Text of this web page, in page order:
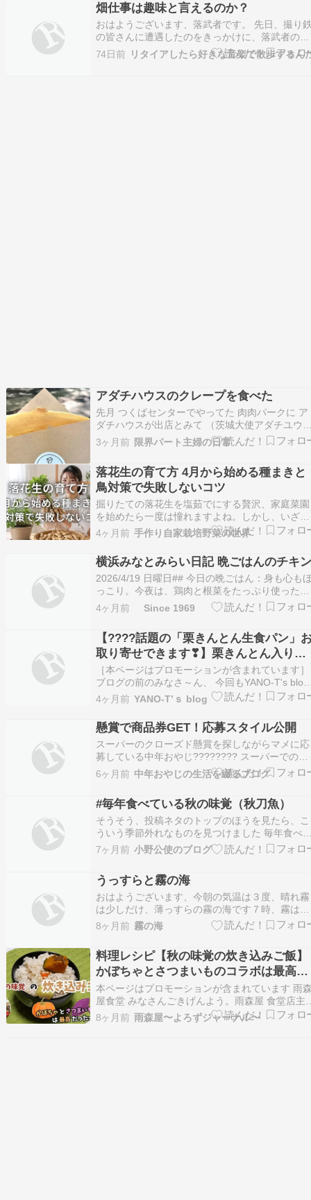
り入店がかなう。当時はインスタの影響がまだ残
っていて、…
畑仕事は趣味と言えるのか？
おはようございます、落武者です。 先日、撮り
の皆さんに遭遇したのをきっかけに、落武者の趣
味について書きました。でも、定年退職後一番時
間を費やしている畑仕事については先送り。今日
74日前 リタイアしたら好きな音楽で散歩するん
アダチハウスのクレープを食べた
先月 つくばセンターでやってた 肉肉パークに ア
ダチハウスが出店とみて （茨城大使アダチユウ
氏プロデュースのお店のキッチンカーがきてた）
肉目当てでなく クレープ食べに行ったー エシレ
にハマってます 【送料無料・3個セット…
3ヶ月前 限界パート主婦の日常
落花生の育て方 4月から始める種まきと
鳥対策で失敗しないコツ
掘りたての落花生を塩茹でにする贅沢、家庭菜園
を始めたら一度は憧れますよね。しかし、いざ挑
戦しても種をまいたそばから鳥に食べられたり、
葉ばかり茂って実が入らなかったりと、意外な落
とし穴に悩む方も少なくありません。私も最初は
カラスに種を奪われ立ち尽くした経験があります
が、実は4月か…
4ヶ月前 手作り自家栽培野菜の世界
横浜みなとみらい日記 晩ごはんのチキン
2026/4/19 日曜日## 今日の晩ごはん：身も心も
っこり。今夜は、鶏肉と根菜をたっぷり使った煮
物が主役です。さつまいもの優しい甘みと、ジュ
ーシーな鶏肉、そして味が染み込んだ里芋。それ
ごとに体の中から温まるような、滋味深い味わい
に…
4ヶ月前 Since 1969
【????話題の「栗きんとん生食パン」
取り寄せできます❣】栗きんとん入り生
食パン、岐阜県中津川の「ちこり村」で
発見⁉️≪妄想カタログ≫
［本ページはプロモーションが含まれています］
ブログの前のみなさ～ん、 今回もYANO-T's blog
にお越し頂き ありがとうございます。 感謝感謝
広告・ｽﾎﾟﾝｻｰﾘﾝｸ 今回の妄想カタログのテーマ
は 【????話題の「栗きんとん生食パン」お取り
せできます❣】栗…
4ヶ月前 YANO-T’ｓ blog
懸賞で商品券GET！応募スタイル公開
スーパーのクローズド懸賞を探しながらマメに応
募している中年おやじ???????? スーパーでの買
い物前には、そのスーパーでキャンペーンをやっ
ていないか、チェック???? 若しくはキャンペー
レが重要 そして 2月の当選記録1本目は…
6ヶ月前 中年おやじの生活を綴るブログ
#毎年食べている秋の味覚（秋刀魚）
そうそう、投稿ネタのトップのほうを見たら、こ
ういう季節外れなものを見つけました 毎年食べ
いる秋の味覚…いろいろあるけど、一つ挙げるな
ら秋刀魚（サンマ、さんま）です。 もしも今時
ね。それじゃあ旬のような味を楽しめなさそうで
すね。 まあ…
7ヶ月前 小野公使のブログ
うっすらと霧の海
おはようございます、今朝の気温は３度、晴れ霧
は少しだけ、薄っすらの霧の海です７時、霧はう
っすら日の出少しずつ大きくなってくる北はほん
の少し霧南の方が多い今日は少し暖かくなりそう
て少し学習お茶は焼き芋とリンゴケーキ、柿。秋
の味覚…
8ヶ月前 霧の海
料理レシピ【秋の味覚の炊き込みご飯】
かぼちゃとさつまいものコラボは最高だ
ったー!!!
本ページはプロモーションが含まれています 雨
屋食堂 みなさんごきげんよう。雨森屋 食堂店主
ウモリユキミ です。 雨森屋食堂店主ウモリユキ
このページは、いっぱしの料理人になることを夢
8ヶ月前 雨森屋〜よろずジャーナル〜